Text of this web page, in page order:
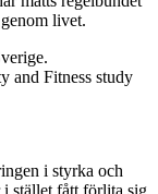
livet.
and Fitness study
i styrka och